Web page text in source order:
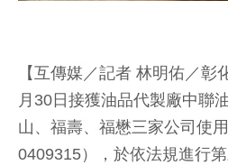
【互傳媒／記者 林明佑／彰
月30日接獲油品代製廠中聯
山、福壽、福懋三家公司使
0409315），於依法規進行